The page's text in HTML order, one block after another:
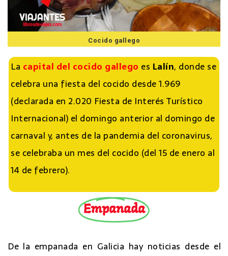
Cocido gallego
La capital del cocido gallego es Lalín, donde se
celebra una fiesta del cocido desde 1.969
(declarada en 2.020 Fiesta de Interés Turístico
Internacional) el domingo anterior al domingo de
carnaval y, antes de la pandemia del coronavirus,
se celebraba un mes del cocido (del 15 de enero al
14 de febrero).
Empanada
De la empanada en Galicia hay noticias desde el